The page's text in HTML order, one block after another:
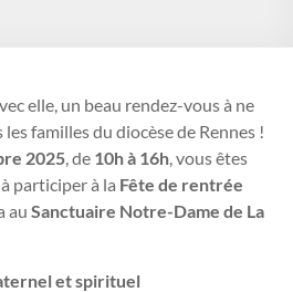
elle, un beau rendez-vous à ne
familles du diocèse de Rennes !
2025, de 10h à 16h, vous êtes
participer à la Fête de rentrée
auSanctuaire Notre-Dame de La
et spirituel